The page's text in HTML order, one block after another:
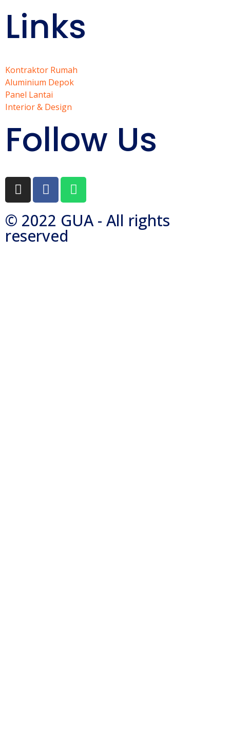
Links
Kontraktor Rumah
Aluminium Depok
Panel Lantai
Interior & Design
Follow Us
© 2022 GUA - All rights
reserved